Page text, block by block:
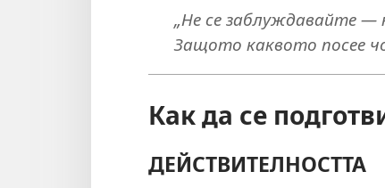
„Не се заблуждавайте —
Защото каквото посее
Как да се
ДЕЙСТВИТЕЛНОСТТА